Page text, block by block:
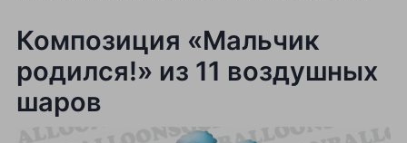
Композиция «Мальчик
родился!» из 11 воздушных
шаров